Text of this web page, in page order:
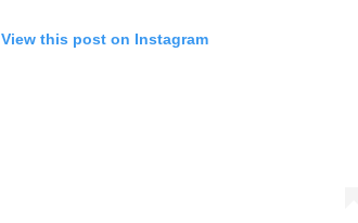
View this post on Instagram